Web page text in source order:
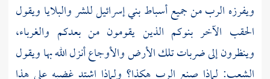
ويفرزه الرب من جميع أسباط بني إسرائيل للشر والبلايا ويقول
الحقب الآخر بنوكم الذين يقومون من بعدكم والغرباء،
وينظرون إلى ضربات تلك الأرض والأوجاع أنزل الله بها ويقول